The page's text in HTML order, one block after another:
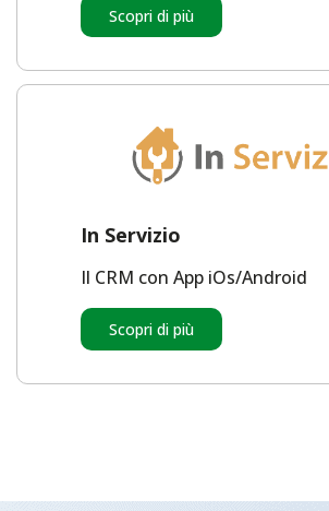
Scopri di più
In Servizio
Il CRM con App iOs/Android
Scopri di più